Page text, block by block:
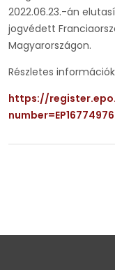
2022.06.23.-án
jogvédett
Magyarországon.
Részletes
https://